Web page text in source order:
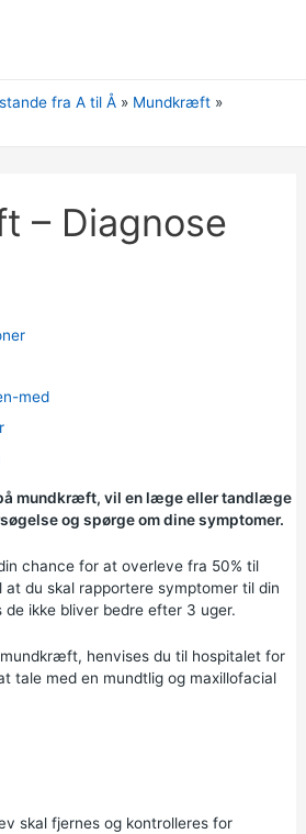
fra A til Å
Mundkræft
– Diagnose
med
mundkræft, vil en læge eller tandlæge
og spørge om dine symptomer.
chance for at overleve fra 50% til
du skal rapportere symptomer til din
ikke bliver bedre efter 3 uger.
henvises du til hospitalet for
tale med en mundtlig og maxillofacial
skal fjernes og kontrolleres for